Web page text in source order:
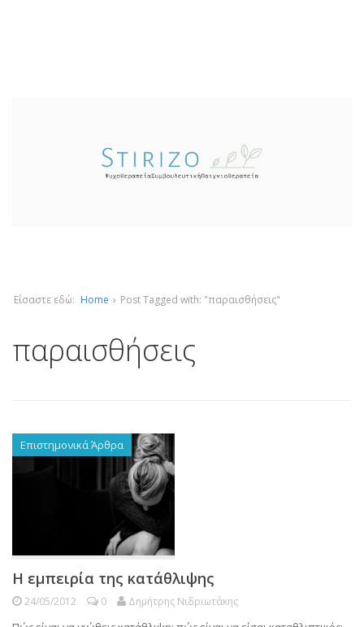
Είσαστε εδώ: Home › Post Tagged with: "παραισθήσεις"
παραισθήσεις
Επιστημονικά Άρθρα
Η εμπειρία της κατάθλιψης
24/05/2012 0 Δημήτρης Νιδριωτάκης